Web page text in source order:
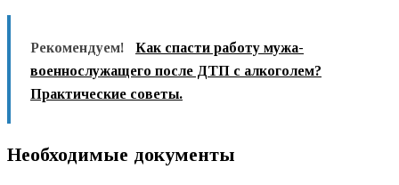
Рекомендуем!
Как спасти работу мужа-
военнослужащего после ДТП с алкоголем?
Практические советы.
Необходимые документы